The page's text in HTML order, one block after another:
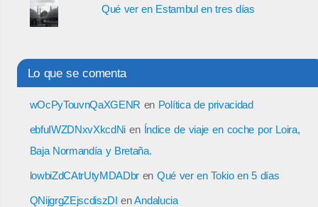
Qué ver en Estambul en tres días
Lo que se comenta
wOcPyTouvnQaXGENR en Política de privacidad
ebfuIWZDNxvXkcdNi en Índice de viaje en coche por Loira,
Baja Normandía y Bretaña.
lowbiZdCAtrUtyMDADbr en Qué ver en Tokio en 5 días
QNijgrgZEjscdiszDI enAndalucia